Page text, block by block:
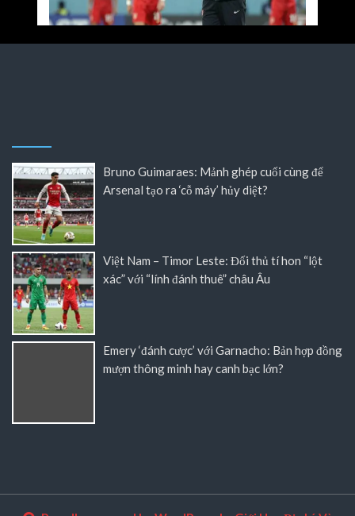
Bruno Guimaraes: Mảnh ghép cuối cùng để
Arsenal tạo ra ‘cỗ máy’ hủy diệt?
Việt Nam – Timor Leste: Đối thủ tí hon “lột
xác” với “lính đánh thuê” châu Âu
Emery ‘đánh cược’ với Garnacho: Bản hợp đồng
mượn thông minh hay canh bạc lớn?